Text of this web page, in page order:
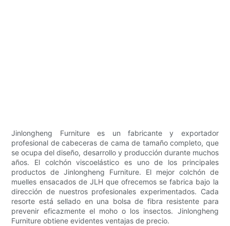
Jinlongheng Furniture es un fabricante y exportador
profesional de cabeceras de cama de tamaño completo, que
se ocupa del diseño, desarrollo y producción durante muchos
años. El colchón viscoelástico es uno de los principales
productos de Jinlongheng Furniture. El mejor colchón de
muelles ensacados de JLH que ofrecemos se fabrica bajo la
dirección de nuestros profesionales experimentados. Cada
resorte está sellado en una bolsa de fibra resistente para
prevenir eficazmente el moho o los insectos. Jinlongheng
Furniture obtiene evidentes ventajas de precio.